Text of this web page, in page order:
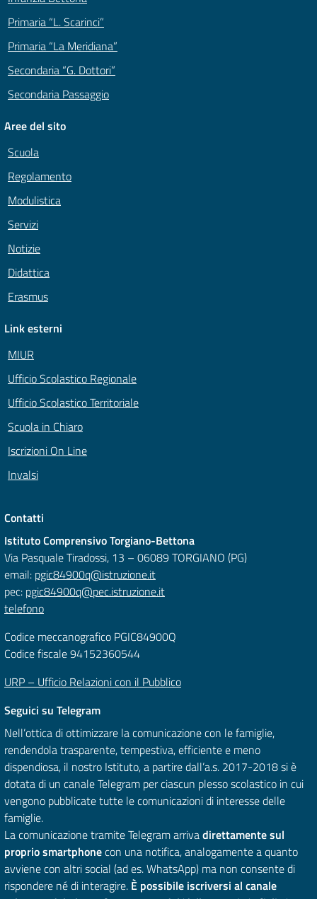
Primaria “L. Scarinci”
Primaria “La Meridiana”
Secondaria “G. Dottori”
Secondaria Passaggio
Aree del sito
Scuola
Regolamento
Modulistica
Servizi
Notizie
Didattica
Erasmus
Link esterni
MIUR
Ufficio Scolastico Regionale
Ufficio Scolastico Territoriale
Scuola in Chiaro
Iscrizioni On Line
Invalsi
Contatti
Istituto Comprensivo Torgiano-Bettona
Via Pasquale Tiradossi, 13 – 06089 TORGIANO (PG)
email: pgic84900q@istruzione.it
pec: pgic84900q@pec.istruzione.it
telefono
Codice meccanografico PGIC84900Q
Codice fiscale 94152360544
URP – Ufficio Relazioni con il Pubblico
Seguici su Telegram
Nell’ottica di ottimizzare la comunicazione con le famiglie,
rendendola trasparente, tempestiva, efficiente e meno
dispendiosa, il nostro Istituto, a partire dall’a.s. 2017-2018 si è
dotata di un canale Telegram per ciascun plesso scolastico in cui
vengono pubblicate tutte le comunicazioni di interesse delle
famiglie.
La comunicazione tramite Telegram arrivadirettamente sul
proprio smartphonecon una notifica, analogamente a quanto
avviene con altri social (ad es. WhatsApp) ma non consente di
rispondere né di interagire. È possibile iscriversi al canale